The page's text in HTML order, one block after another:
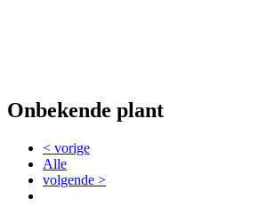
Onbekende plant
< vorige
Alle
volgende >